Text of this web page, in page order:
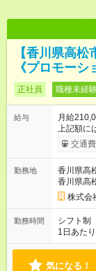
【香川県高
《プロモー
正社員 職種未経
給与
月給
上記額に
ます。
※能力や
に1回の
す。特に
となるこ
期間】試
本採用時
交通
勤務地
香川県高
香川県高
株式会
勤務時間
シフト制
1日あた
間） ※勤
気になる！